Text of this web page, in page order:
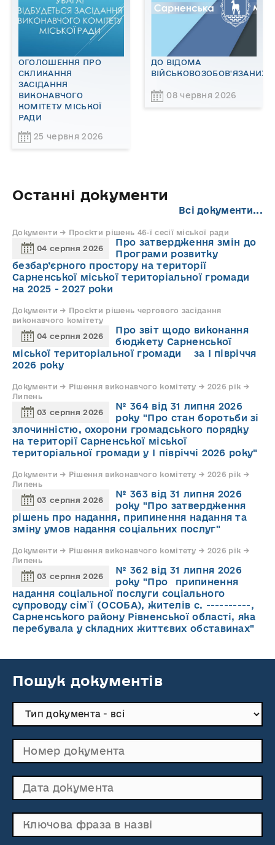
ОГОЛОШЕННЯ ПРО
СКЛИКАННЯ
ЗАСІДАННЯ
ВИКОНАВЧОГО
КОМІТЕТУ МІСЬКОЇ
РАДИ
25 червня 2026
ДО ВІДОМА
ВІЙСЬКОВОЗОБОВ'ЯЗАНИХ!
08 червня 2026
Останні документи
Всі документи...
Документи → Проєкти рішень 46-ї сесії міської ради
04 серпня 2026
Про затвердження змін до
Програми розвитку
безбар’єрного простору на території
Сарненської міської територіальної громади
на 2025 - 2027 роки
Документи → Проєкти рішень чергового засідання
виконавчого комітету
04 серпня 2026
Про звіт щодо виконання
бюджету Сарненської
міської територіальної громади за І півріччя
2026 року
Документи → Рішення виконавчого комітету → 2026 рік →
Липень
03 серпня 2026
№ 364 від 31 липня 2026
року "Про стан боротьби зі
злочинністю, охорони громадського порядку
на території Сарненської міської
територіальної громади у І півріччі 2026 року"
Документи → Рішення виконавчого комітету → 2026 рік →
Липень
03 серпня 2026
№ 363 від 31 липня 2026
року "Про затвердження
рішень про надання, припинення надання та
зміну умов надання соціальних послуг"
Документи → Рішення виконавчого комітету → 2026 рік →
Липень
03 серпня 2026
№ 362 від 31 липня 2026
року "Про припинення
надання соціальної послуги соціального
супроводу cім`ї (ОСОБА), жителів с. ----------,
Сарненського району Рівненської області, яка
перебувала у складних життєвих обставинах"
Пошук документів